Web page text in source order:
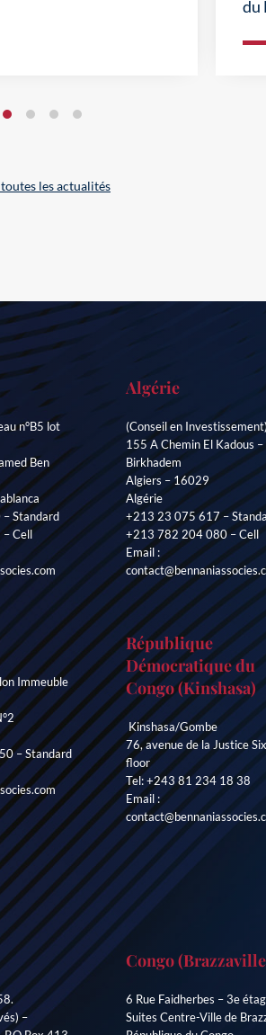
du
les actualités
n°B5 lot
Ben
Standard
Cell
Algérie
(Conseil en Investissement)
155 A Chemin El Kadous –
Birkhadem
Algiers – 16029
Algérie
+213 23 075 617 –
+213 782 204 080 – Cell
Email :
Immeuble
– Standard
République
Démocratique du
Congo (Kinshasa)
Kinshasa/Gombe
76, avenue de la Justice
floor
Tel: +243 81 234 18 38
Email :
2358.
–
Congo
6 Rue Faidherbes – 3e
Suites Centre-Ville de